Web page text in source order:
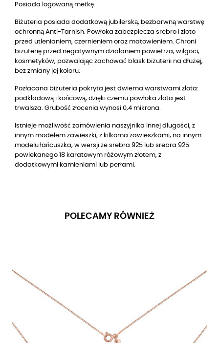
Posiada logowaną metkę.
Biżuteria posiada dodatkową jubilerską, bezbarwną warstwę
ochronną Anti-Tarnish. Powłoka zabezpiecza srebro i złoto
przed utlenianiem, czernieniem oraz matowieniem. Chroni
biżuterię przed negatywnym działaniem powietrza, wilgoci,
kosmetyków, pozwalając zachować blask biżuterii na dłużej,
bez zmiany jej koloru.
Pozłacana biżuteria pokryta jest dwiema warstwami złota:
podkładową i końcową, dzięki czemu powłoka złota jest
trwalsza. Grubość złocenia wynosi 0,4 mikrona.
Istnieje możliwość zamówienia naszyjnika innej długości, z
innym modelem zawieszki, z kilkoma zawieszkami, na innym
modelu łańcuszka, w wersji ze srebra 925 lub srebra 925
powlekanego 18 karatowym różowym złotem, z
dodatkowymi kamieniami lub perłami.
POLECAMY RÓWNIEŻ